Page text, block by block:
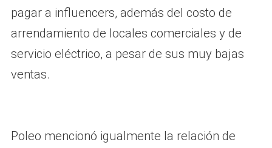
pagar a influencers, además del costo de
arrendamiento de locales comerciales y de
servicio eléctrico, a pesar de sus muy bajas
ventas.
Poleo mencionó igualmente la relación de